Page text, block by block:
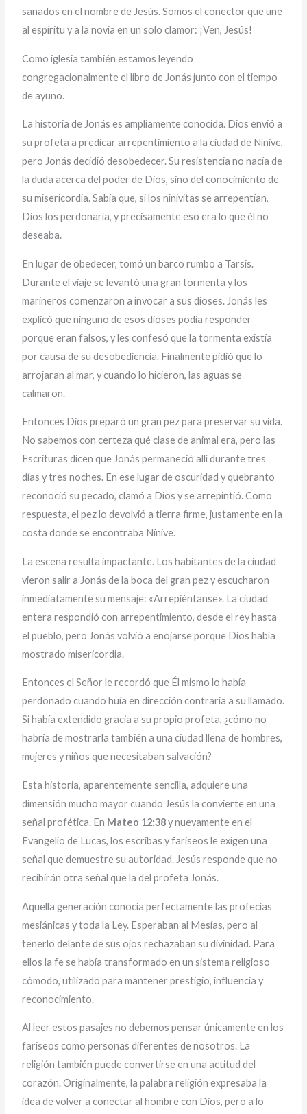
sanados en el nombre de Jesús. Somos el conector que une
al espíritu y a la novia en un solo clamor: ¡Ven, Jesús!
Como iglesia también estamos leyendo
congregacionalmente el libro de Jonás junto con el tiempo
de ayuno.
La historia de Jonás es ampliamente conocida. Dios envió a
su profeta a predicar arrepentimiento a la ciudad de Nínive,
pero Jonás decidió desobedecer. Su resistencia no nacía de
la duda acerca del poder de Dios, sino del conocimiento de
su misericordia. Sabía que, si los ninivitas se arrepentían,
Dios los perdonaría, y precisamente eso era lo que él no
deseaba.
En lugar de obedecer, tomó un barco rumbo a Tarsis.
Durante el viaje se levantó una gran tormenta y los
marineros comenzaron a invocar a sus dioses. Jonás les
explicó que ninguno de esos dioses podía responder
porque eran falsos, y les confesó que la tormenta existía
por causa de su desobediencia. Finalmente pidió que lo
arrojaran al mar, y cuando lo hicieron, las aguas se
calmaron.
Entonces Dios preparó un gran pez para preservar su vida.
No sabemos con certeza qué clase de animal era, pero las
Escrituras dicen que Jonás permaneció allí durante tres
días y tres noches. En ese lugar de oscuridad y quebranto
reconoció su pecado, clamó a Dios y se arrepintió. Como
respuesta, el pez lo devolvió a tierra firme, justamente en la
costa donde se encontraba Nínive.
La escena resulta impactante. Los habitantes de la ciudad
vieron salir a Jonás de la boca del gran pez y escucharon
inmediatamente su mensaje: «Arrepiéntanse». La ciudad
entera respondió con arrepentimiento, desde el rey hasta
el pueblo, pero Jonás volvió a enojarse porque Dios había
mostrado misericordia.
Entonces el Señor le recordó que Él mismo lo había
perdonado cuando huía en dirección contraria a su llamado.
Si había extendido gracia a su propio profeta, ¿cómo no
habría de mostrarla también a una ciudad llena de hombres,
mujeres y niños que necesitaban salvación?
Esta historia, aparentemente sencilla, adquiere una
dimensión mucho mayor cuando Jesús la convierte en una
señal profética. En Mateo 12:38y nuevamente en el
Evangelio de Lucas, los escribas y fariseos le exigen una
señal que demuestre su autoridad. Jesús responde que no
recibirán otra señal que la del profeta Jonás.
Aquella generación conocía perfectamente las profecías
mesiánicas y toda la Ley. Esperaban al Mesías, pero al
tenerlo delante de sus ojos rechazaban su divinidad. Para
ellos la fe se había transformado en un sistema religioso
cómodo, utilizado para mantener prestigio, influencia y
reconocimiento.
Al leer estos pasajes no debemos pensar únicamente en los
fariseos como personas diferentes de nosotros. La
religión también puede convertirse en una actitud del
corazón. Originalmente, la palabra religión expresaba la
idea de volver a conectar al hombre con Dios, pero a lo